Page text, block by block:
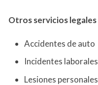
Otros servicioslegales
Accidentes de auto
Incidentes laborales
Lesiones personales